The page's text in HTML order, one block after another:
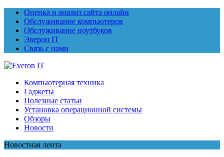
Оценка и анализ сайта онлайн
Обслуживание компьютеров
Обслуживание ноутбуков
Эверон IT
Связь с нами
Компьютерная техника
Гаджеты
Полезные статьи
Установка операционной системы
Обзоры
Новости
Новостная лента